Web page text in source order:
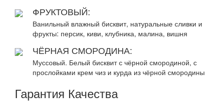
ФРУКТОВЫЙ:
Ванильный влажный бисквит, натуральные сливки и
фрукты: персик, киви, клубника, малина, вишня
ЧЁРНАЯ СМОРОДИНА:
Муссовый. Белый бисквит с чёрной смородиной, с
прослойками крем чиз и курда из чёрной смородины
Гарантия Качества